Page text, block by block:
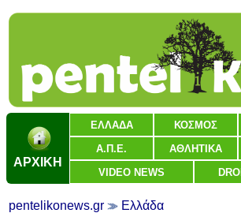
ΑΡΧΙΚΗ
ΕΛΛΑΔΑ ΚΟΣΜΟΣ
Α.Π.Ε. ΑΘΛΗΤΙΚΑ
VIDEO NEWS
pentelikonews.gr Ελλάδα